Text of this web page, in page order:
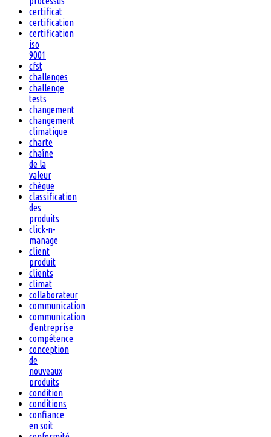
certificat
certification
certification
iso
9001
cfst
challenges
challenge
tests
changement
changement
climatique
charte
chaîne
de la
valeur
chèque
classification
des
produits
click-n-
manage
client
produit
clients
climat
collaborateur
communication
communication
d'entreprise
compétence
conception
de
nouveaux
produits
condition
conditions
confiance
en soit